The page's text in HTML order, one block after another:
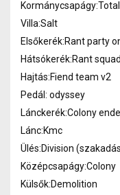
Kormánycsapágy:Total
Villa:Salt
Elsőkerék:Rant party
Hátsókerék:Rant
Hajtás:Fiend team v2
Pedál: odyssey
Lánckerék:Colony
Lánc:Kmc
Ülés:Division
Középcsapágy:Colony
Külsők:Demolition